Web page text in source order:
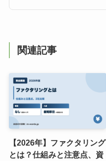
関連記事
【2026年】ファクタリング
とは？仕組みと注意点、資